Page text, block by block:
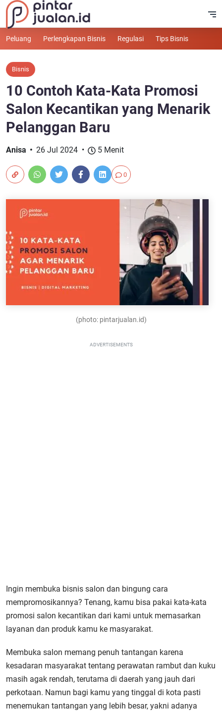
Peluang Perlengkapan Bisnis Regulasi Tips Bisnis
Bisnis
10 Contoh Kata-Kata Promosi
Salon Kecantikan yang Menarik
Pelanggan Baru
Anisa 26 Jul 2024 5 Menit
0
(photo: pintarjualan.id)
ADVERTISEMENTS
Ingin membuka bisnis salon dan bingung cara
mempromosikannya? Tenang, kamu bisa pakai kata-kata
promosi salon kecantikan dari kami untuk memasarkan
layanan dan produk kamu ke masyarakat.
Membuka salon memang penuh tantangan karena
kesadaran masyarakat tentang perawatan rambut dan kuku
masih agak rendah, terutama di daerah yang jauh dari
perkotaan. Namun bagi kamu yang tinggal di kota pasti
menemukan tantangan yang lebih besar, yakni adanya